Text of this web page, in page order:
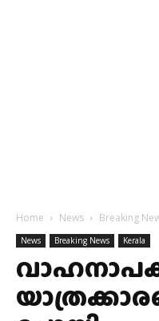
Home News Breaking
News Breaking News Kerala